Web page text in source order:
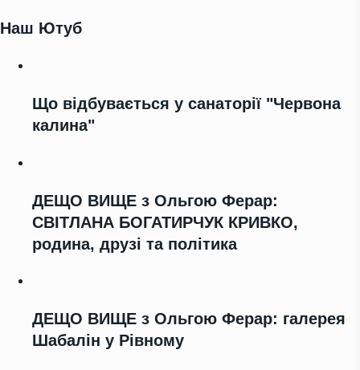
Наш Ютуб
Що відбувається у санаторії "Червона
калина"
ДЕЩО ВИЩЕ з Ольгою Ферар:
СВІТЛАНА БОГАТИРЧУК КРИВКО,
родина, друзі та політика
ДЕЩО ВИЩЕ з Ольгою Ферар: галерея
Шабалін у Рівному